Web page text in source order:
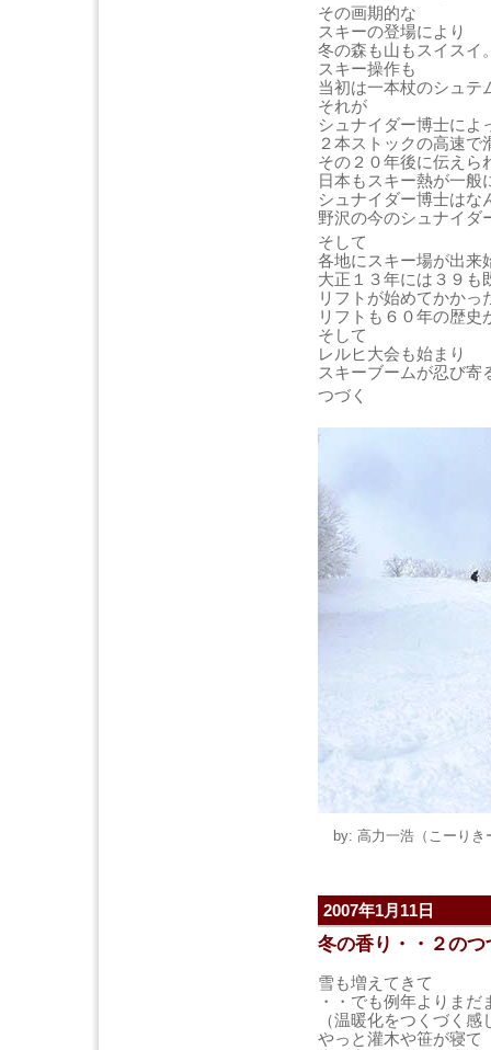
その画期的な
スキーの登場により
冬の森も山もスイスイ
スキー操作も
当初は一本杖のシュテ
それが
シュナイダー博士によ
２本ストックの高速
その２０年後に伝えら
日本もスキー熱が一般
シュナイダー博士はな
野沢の今のシュナイダ
そして
各地にスキー場が出来
大正１３年には３９も
リフトが始めてかかっ
リフトも６０年の歴史
そして
レルヒ大会も始まり
スキーブームが忍び寄
つづく
by: 高力一浩（こーりき
2007年1月11日
冬の香り・・２のつ
雪も増えてきて
・・でも例年よりま
（温暖化をつくづく
やっと灌木や笹が寝て